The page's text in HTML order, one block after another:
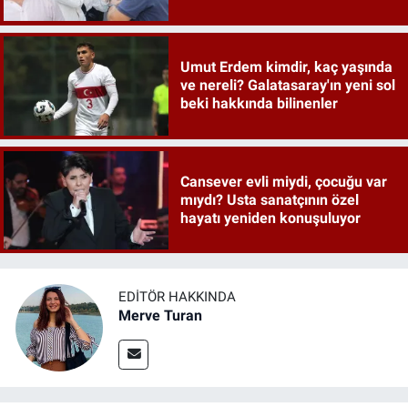
Umut Erdem kimdir, kaç yaşında
ve nereli? Galatasaray'ın yeni sol
beki hakkında bilinenler
Cansever evli miydi, çocuğu var
mıydı? Usta sanatçının özel
hayatı yeniden konuşuluyor
EDITÖR HAKKINDA
Merve Turan